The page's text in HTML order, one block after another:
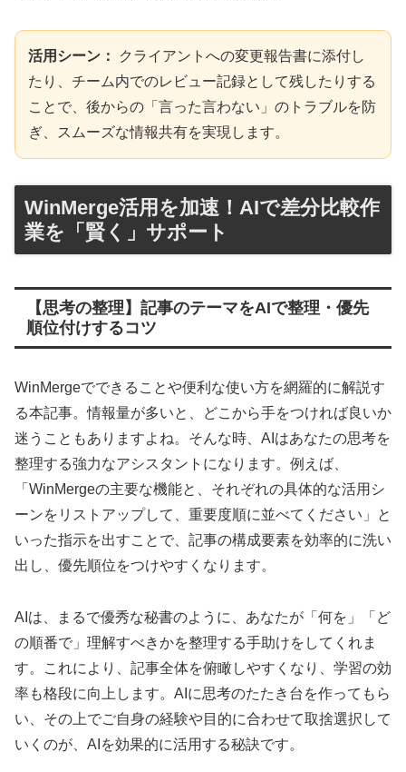
活用シーン：
クライアントへの変更報告書に添付し
たり、チーム内でのレビュー記録として残したりする
ことで、後からの「言った言わない」のトラブルを防
ぎ、スムーズな情報共有を実現します。
WinMerge活用を加速！AIで差分比較作
業を「賢く」サポート
【思考の整理】記事のテーマをAIで整理・優先
順位付けするコツ
WinMergeでできることや便利な使い方を網羅的に解説す
る本記事。情報量が多いと、どこから手をつければ良いか
迷うこともありますよね。そんな時、AIはあなたの思考を
整理する強力なアシスタントになります。例えば、
「WinMergeの主要な機能と、それぞれの具体的な活用シ
ーンをリストアップして、重要度順に並べてください」と
いった指示を出すことで、記事の構成要素を効率的に洗い
出し、優先順位をつけやすくなります。
AIは、まるで優秀な秘書のように、あなたが「何を」「ど
の順番で」理解すべきかを整理する手助けをしてくれま
す。これにより、記事全体を俯瞰しやすくなり、学習の効
率も格段に向上します。AIに思考のたたき台を作ってもら
い、その上でご自身の経験や目的に合わせて取捨選択して
いくのが、AIを効果的に活用する秘訣です。